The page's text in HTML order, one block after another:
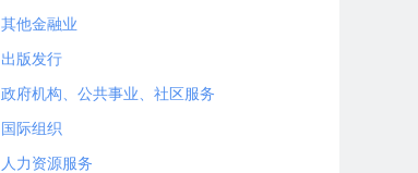
其他金融业
出版发行
政府机构、公共事业、社区服务
国际组织
人力资源服务